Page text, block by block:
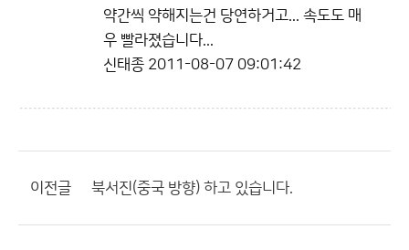
약간씩 약해지는건 당연하거고... 속도도 매
우 빨라졌습니다...
신태종 2011-08-07 09:01:42
이전글 북서진(중국 방향) 하고 있습니다.